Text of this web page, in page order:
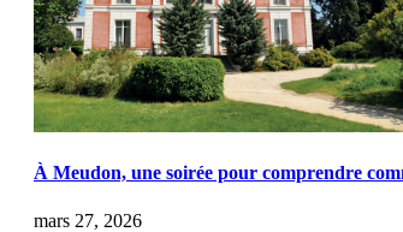
À Meudon, une soirée pour comprendre
mars 27, 2026